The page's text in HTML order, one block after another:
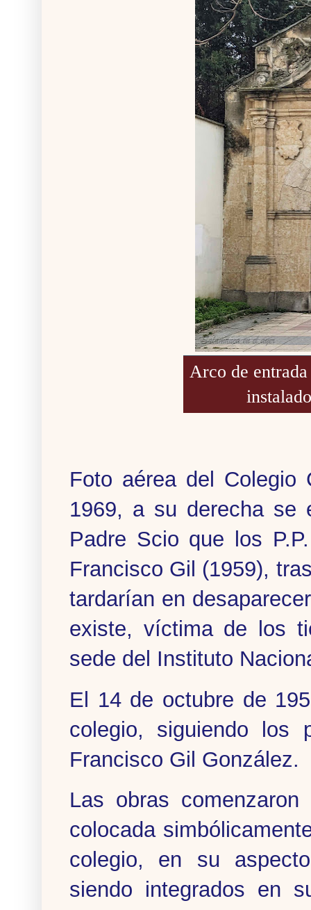
Arco de
Foto aérea del Colegio
1969, a su derecha se
Padre Scio que los
Francisco Gil (1959),
tardarían en
existe, víctima de los
sede del Instituto
El 14 de octubre de
colegio, siguiendo los
Francisco Gil González.
Las obras
colocada
colegio, en su
siendo integrados en